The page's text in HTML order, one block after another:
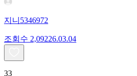
지니5346972
조회수 2,09226.03.04
33